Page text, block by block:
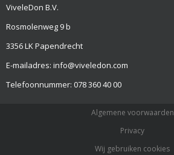
ViveleDon B.V.
Rosmolenweg 9 b
3356 LK Papendrecht
E-mailadres: info@viveledon.com
Telefoonnummer: 078 360 40 00
Algemene voorwaarden
Privacy
Wij gebruiken cookies